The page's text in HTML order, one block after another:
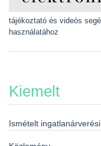
tájékoztató és videós
használatához
Kiemelt
Ismételt